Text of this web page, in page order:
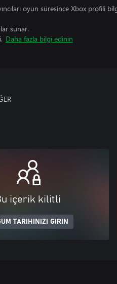
oyun süresince Xbox profili
sunar.
Daha fazla bilgi edinin
içerik kilitli
TARIHINIZI GIRIN